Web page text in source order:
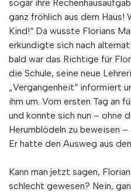
sogar ihre
ganz fröhlich aus dem Haus!
Kind!“ Da wusste Florians
erkundigte sich nach
bald war das Richtige für
die Schule, seine neue
„Vergangenheit“ informiert
ihm um. Vom ersten Tag an
und konnte sich nun – ohne
Herumblödeln zu beweisen
Er hatte den Ausweg aus
Kann man jetzt sagen,
schlecht gewesen? Nein,